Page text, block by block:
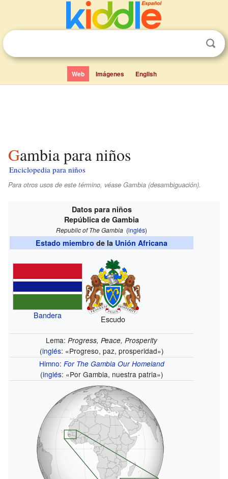
Web Imágenes English
Gambia para niños
Enciclopedia para niños
Para otros usos de este término, véase Gambia (desambiguación).
Datos para niños
República de Gambia
Republic of The Gambia (inglés)
Estado miembro de la Unión Africana
Bandera Escudo
Lema:Progress, Peace, Prosperity
(inglés: «Progreso, paz, prosperidad»)
Himno: For The Gambia Our Homeland
(inglés: «Por Gambia, nuestra patria»)